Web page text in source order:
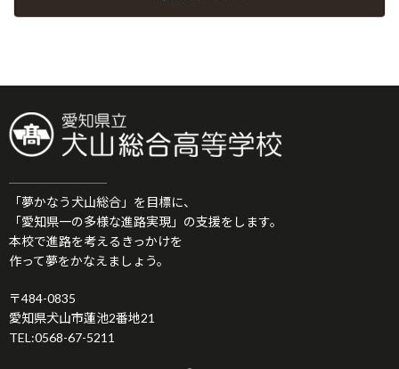
「夢かなう犬山総合」を目標に、
「愛知県一の多様な進路実現」の支援をします。
本校で進路を考えるきっかけを
作って夢をかなえましょう。
〒484-0835
愛知県犬山市蓮池2番地21
TEL:0568-67-5211